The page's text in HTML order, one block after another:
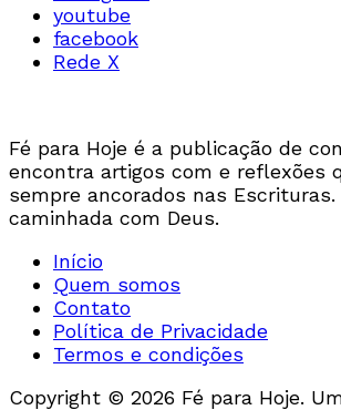
youtube
facebook
Rede X
Fé para Hoje é a publicação de
encontra artigos com e reflexões
sempre ancorados nas
caminhada com Deus.
Início
Quem somos
Contato
Política de Privacidade
Termos e condições
Copyright © 2026 Fé para Hoje.